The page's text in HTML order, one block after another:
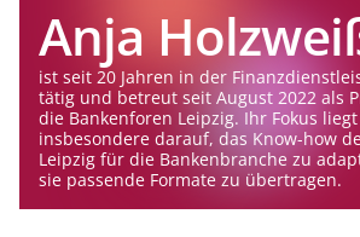
Anja
ist seit 20 Jahren in der
tätig und betreut seit August 2022 als
die Bankenforen Leipzig. Ihr Fokus
insbesondere darauf, das Know-how
Leipzig für die Bankenbranche zu
sie passende Formate zu übertragen.